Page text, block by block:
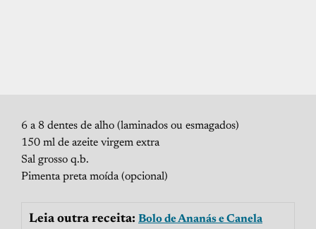
6 a 8 dentes de alho (laminados ou esmagados)
150 ml de azeite virgem extra
Sal grosso q.b.
Pimenta preta moída (opcional)
Leia outra receita: Bolo de Ananás e Canela